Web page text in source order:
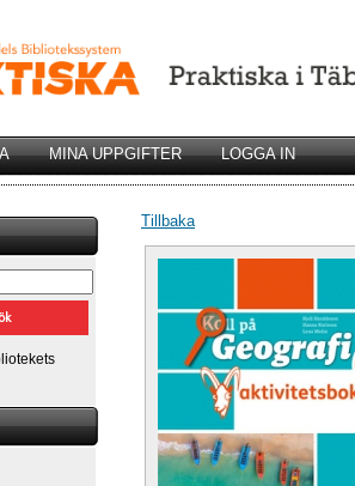
MINA UPPGIFTER LOGGA IN
Tillbaka